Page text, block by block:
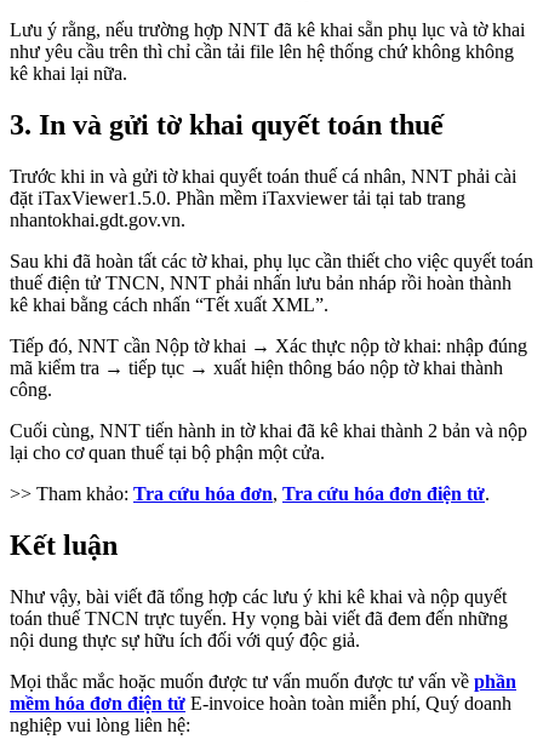
Lưu ý rằng, nếu trường hợp NNT đã kê khai sẵn phụ lục và tờ khai
như yêu cầu trên thì chỉ cần tải file lên hệ thống chứ không không
kê khai lại nữa.
3. In và gửi tờ khai quyết toán thuế
Trước khi in và gửi tờ khai quyết toán thuế cá nhân, NNT phải cài
đặt iTaxViewer1.5.0. Phần mềm iTaxviewer tải tại tab trang
nhantokhai.gdt.gov.vn.
Sau khi đã hoàn tất các tờ khai, phụ lục cần thiết cho việc quyết toán
thuế điện tử TNCN, NNT phải nhấn lưu bản nháp rồi hoàn thành
kê khai bằng cách nhấn “Tết xuất XML”.
Tiếp đó, NNT cần Nộp tờ khai → Xác thực nộp tờ khai: nhập đúng
mã kiểm tra → tiếp tục → xuất hiện thông báo nộp tờ khai thành
công.
Cuối cùng, NNT tiến hành in tờ khai đã kê khai thành 2 bản và nộp
lại cho cơ quan thuế tại bộ phận một cửa.
>> Tham khảo: Tra cứu hóa đơn, Tra cứu hóa đơn điện tử.
Kết luận
Như vậy, bài viết đã tổng hợp các lưu ý khi kê khai và nộp quyết
toán thuế TNCN trực tuyến. Hy vọng bài viết đã đem đến những
nội dung thực sự hữu ích đối với quý độc giả.
Mọi thắc mắc hoặc muốn được tư vấn muốn được tư vấn về phần
mềm hóa đơn điện tử E-invoice hoàn toàn miễn phí, Quý doanh
nghiệp vui lòng liên hệ: